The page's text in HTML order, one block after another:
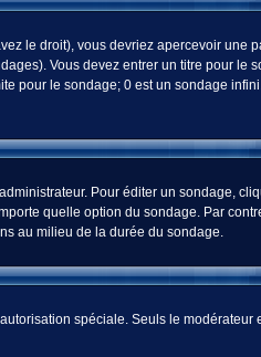
le droit), vous devriez apercevoir une
Vous devez entrer un titre pour le
pour le sondage; 0 est un sondage
Pour éditer un sondage,
quelle option du sondage. Par
au milieu de la durée du sondage.
spéciale. Seuls le